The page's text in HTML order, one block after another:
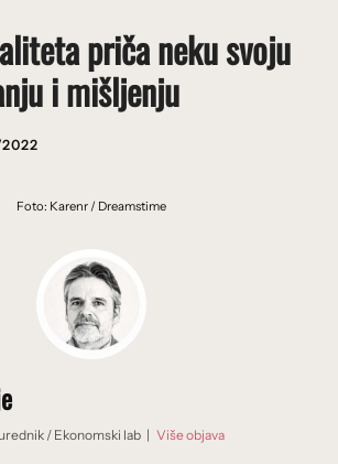
priča neku svoju
i mišljenju
Foto: Karenr / Dreamstime
/ Ekonomski lab | Više objava